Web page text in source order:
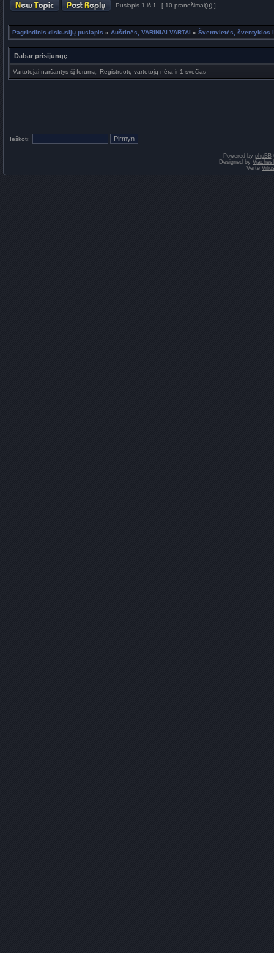
Puslapis 1 iš 1 [ 10 pranešimai(ų) ]
Pagrindinis diskusijų puslapis » Aušrinės, VARINIAI VARTAI » Šventvietės, šventyklos
Dabar prisijungę
Vartotojai naršantys šį forumą: Registruotų vartotojų nėra ir 1 svečias
Ieškoti:
Powered by phpBB
Designed by
Vertė